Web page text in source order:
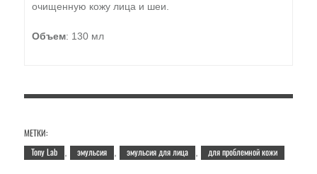
очищенную кожу лица и шеи.
Объем: 130 мл
МЕТКИ:
Tony Lab
эмульсия эмульсия для лица для проблемной кожи